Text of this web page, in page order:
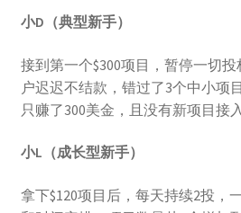
小D（典型新手）
接到第一个$300项目，暂停一切
户迟迟不结款，错过了3个中小项
只赚了300美金，且没有新项目接入
小L（成长型新手）
拿下$120项目后，每天持续2投，